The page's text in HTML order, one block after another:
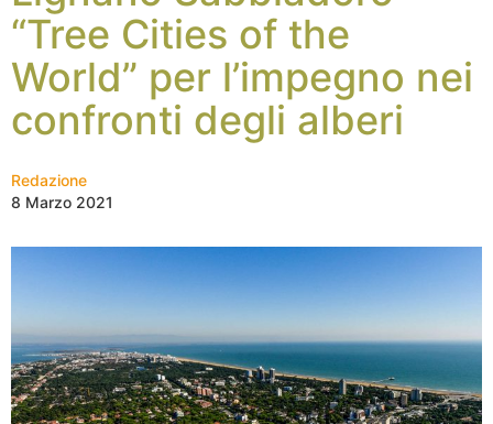
“Tree Cities of the
World” per l’impegno nei
confronti degli alberi
Redazione
8 Marzo 2021